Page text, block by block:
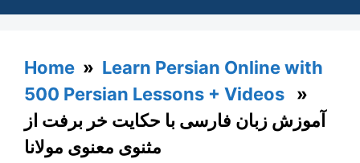
Home » Learn Persian Online with
500 Persian Lessons + Videos »
آموزش زبان فارسی با حکایت خر برفت از
مثنوی معنوی مولانا